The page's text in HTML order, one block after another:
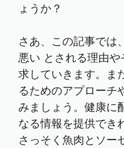
ょうか？
さあ、この記事では
悪い とされる理由
求していきます。ま
るためのアプローチ
みましょう。健康に
なる情報を提供でき
さっそく魚肉とソー